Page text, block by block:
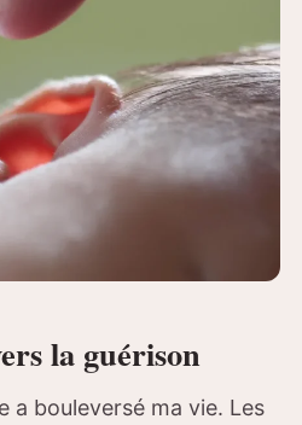
la guérison
a bouleversé ma vie. Les